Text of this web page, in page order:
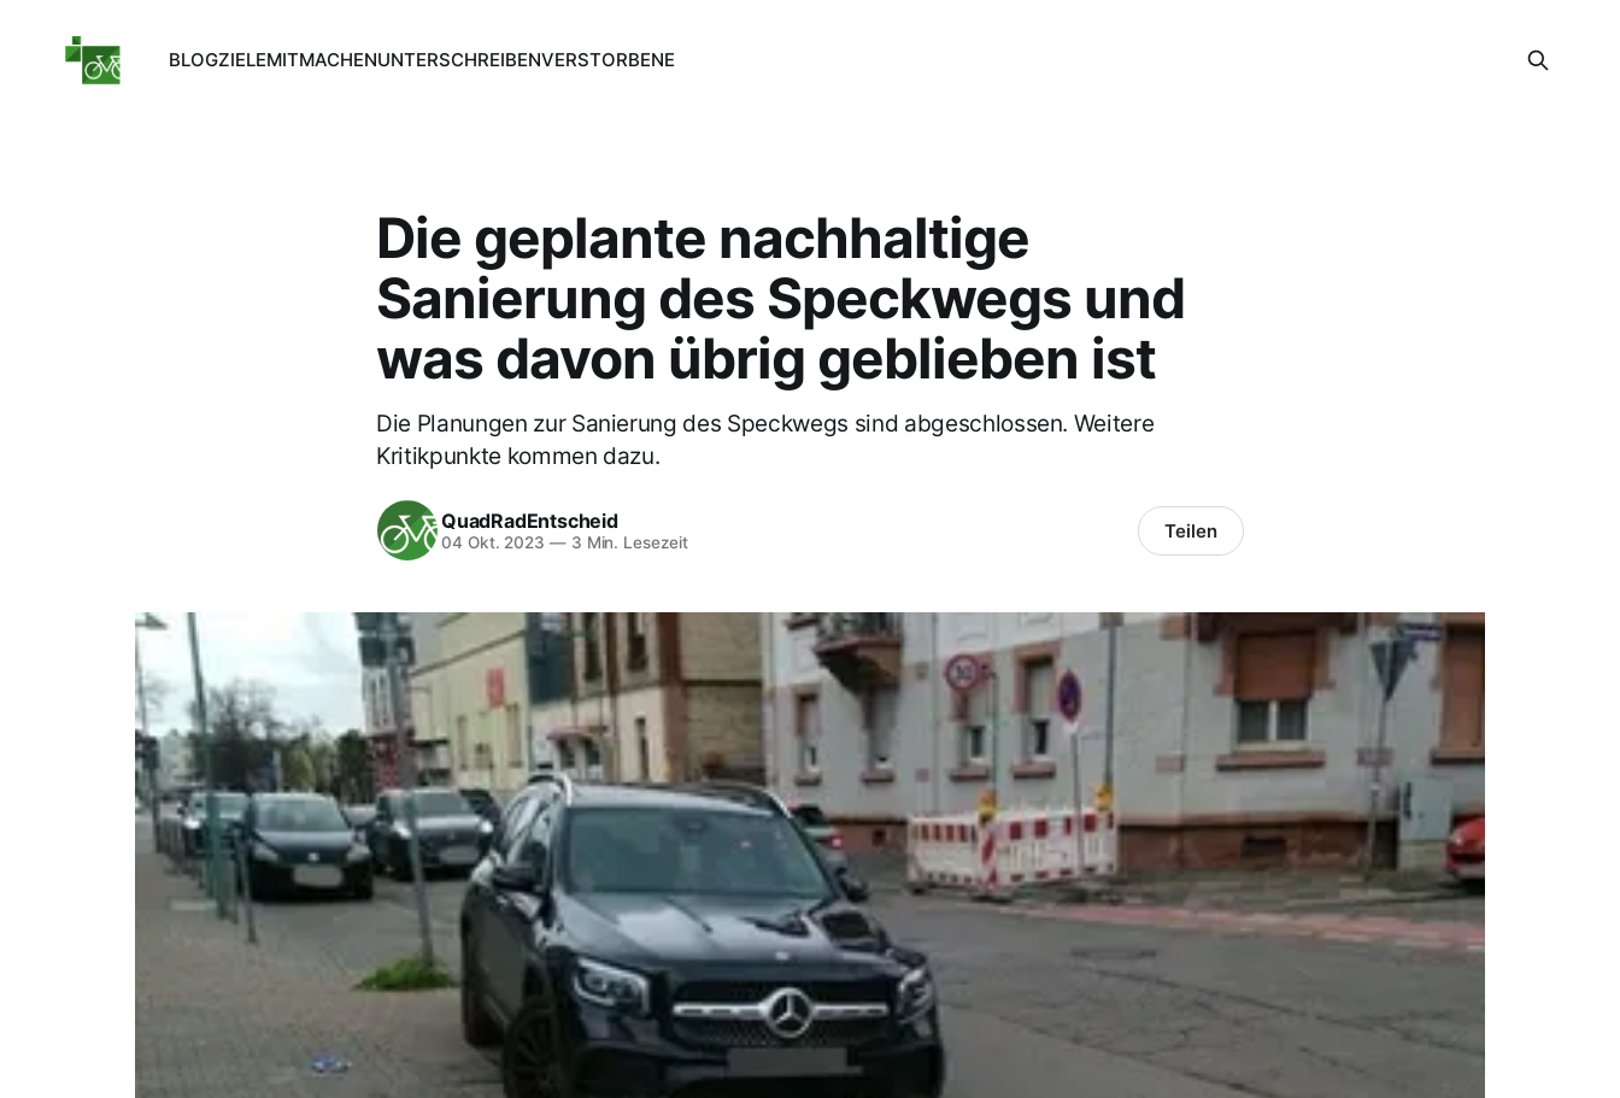
BLOGZIELEMITMACHENUNTERSCHREIBENVERSTORBENE
Die geplante nachhaltige
Sanierung des Speckwegs und
was davon übrig geblieben ist
Die Planungen zur Sanierung des Speckwegs sind abgeschlossen. Weitere
Kritikpunkte kommen dazu.
QuadRadEntscheid
04 Okt. 2023 —3 Min. Lesezeit Teilen